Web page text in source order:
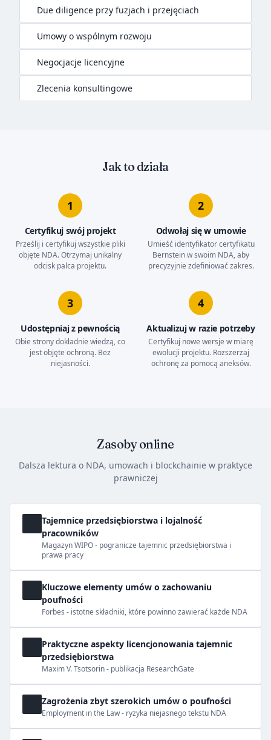
Due diligence przy fuzjach i przejęciach
Umowy o wspólnym rozwoju
Negocjacje licencyjne
Zlecenia konsultingowe
Jak to działa
1
Certyfikuj swój projekt
Prześlij i certyfikuj wszystkie pliki
objęte NDA. Otrzymaj unikalny
odcisk palca projektu.
2
Odwołaj się w umowie
Umieść identyfikator certyfikatu
Bernstein w swoim NDA, aby
precyzyjnie zdefiniować zakres.
3
Udostępniaj z pewnością
Obie strony dokładnie wiedzą, co
jest objęte ochroną. Bez
niejasności.
4
Aktualizuj w razie potrzeby
Certyfikuj nowe wersje w miarę
ewolucji projektu. Rozszerzaj
ochronę za pomocą aneksów.
Zasoby online
Dalsza lektura o NDA, umowach i blockchainie w praktyce
prawniczej
Tajemnice przedsiębiorstwa i lojalność
pracowników
Magazyn WIPO - pogranicze tajemnic przedsiębiorstwa i
prawa pracy
Kluczowe elementy umów o zachowaniu
poufności
Forbes - istotne składniki, które powinno zawierać każde NDA
Praktyczne aspekty licencjonowania tajemnic
przedsiębiorstwa
Maxim V. Tsotsorin - publikacja ResearchGate
Zagrożenia zbyt szerokich umów o poufności
Employment in the Law - ryzyka niejasnego tekstu NDA